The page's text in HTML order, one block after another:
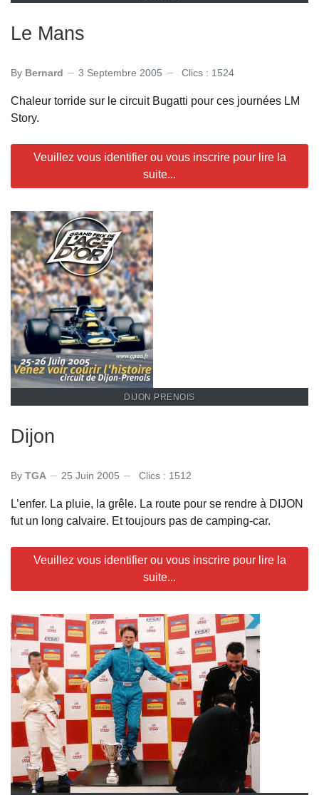
Le Mans
By Bernard 3 Septembre 2005 Clics : 1524
Chaleur torride sur le circuit Bugatti pour ces journées LM
Story.
Veuillez vous identifier ou vous inscrire pour lire la
suite...
DIJON PRENOIS
Dijon
By TGA 25 Juin 2005 Clics : 1512
L’enfer. La pluie, la grêle. La route pour se rendre à DIJON
fut un long calvaire. Et toujours pas de camping-car.
Veuillez vous identifier ou vous inscrire pour lire la
suite...